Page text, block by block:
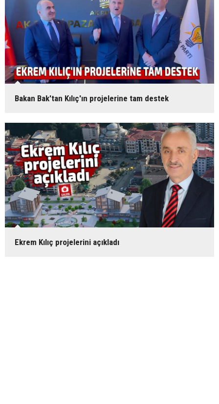
Bakan Bak'tan Kılıç'ın projelerine tam destek
Ekrem Kılıç projelerini açıkladı